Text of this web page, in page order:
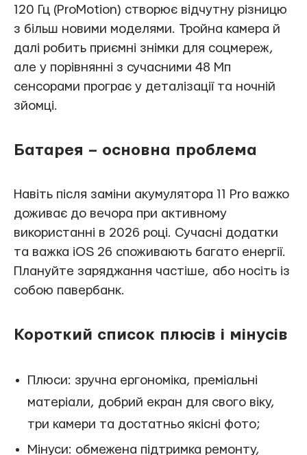
120 Гц (ProMotion) створює відчутну різницю
з більш новими моделями. Тройна камера й
далі робить приємні знімки для соцмереж,
але у порівнянні з сучасними 48 Мп
сенсорами програє у деталізації та ночній
зйомці.
Батарея – основна проблема
Навіть після заміни акумулятора 11 Pro важко
доживає до вечора при активному
використанні в 2026 році. Сучасні додатки
та важка iOS 26 споживають багато енергії.
Плануйте заряджання частіше, або носіть із
собою павербанк.
Короткий список плюсів і мінусів
Плюси: зручна ергономіка, преміальні
матеріали, добрий екран для свого віку,
три камери та достатньо якісні фото;
Мінуси: обмежена підтримка ремонту,